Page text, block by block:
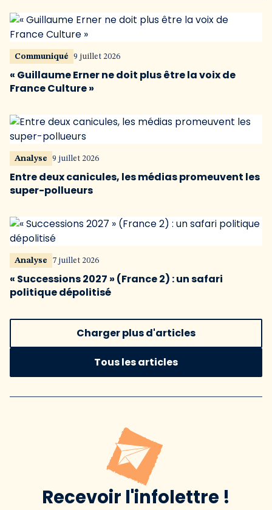
Communiqué 9 juillet 2026
« Guillaume Erner ne doit plus être la voix de
France Culture »
Analyse 9 juillet 2026
Entre deux canicules, les médias promeuvent les
super-pollueurs
Analyse 7 juillet 2026
« Successions 2027 » (France 2) : un safari
politique dépolitisé
Charger plus d'articles
Tous les articles
Recevoir l'infolettre !